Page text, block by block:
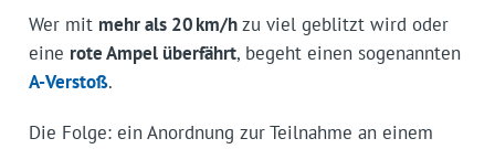
Wer mit mehr als 20 km/hzu viel geblitzt wird oder
eine rote Ampel überfährt, begeht einen sogenannten
A-Verstoß.
Die Folge: ein Anordnung zur Teilnahme an einem